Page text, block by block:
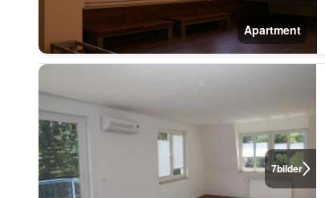
Apartment
7bilder